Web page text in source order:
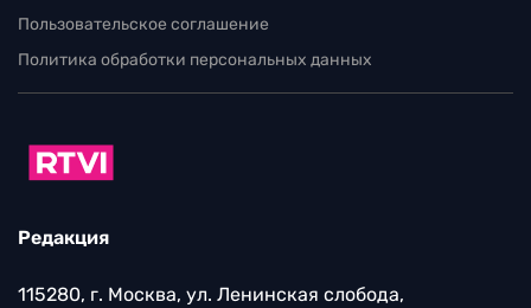
Пользовательское соглашение
Политика обработки персональных данных
Редакция
115280, г. Москва, ул. Ленинская слобода,